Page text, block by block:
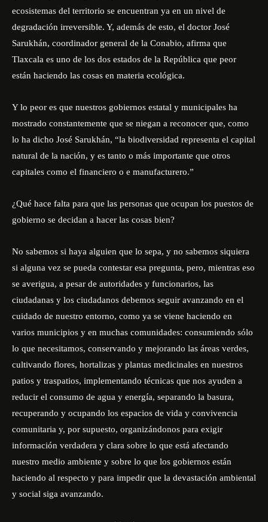
ecosistemas del territorio se encuentran ya en un nivel de
degradación irreversible. Y, además de esto, el doctor José
Sarukhán, coordinador general de la Conabio, afirma que
Tlaxcala es uno de los dos estados de la República que peor
están haciendo las cosas en materia ecológica.
Y lo peor es que nuestros gobiernos estatal y municipales ha
mostrado constantemente que se niegan a reconocer que, como
lo ha dicho José Sarukhán, “la biodiversidad representa el capital
natural de la nación, y es tanto o más importante que otros
capitales como el financiero o e manufacturero.”
¿Qué hace falta para que las personas que ocupan los puestos de
gobierno se decidan a hacer las cosas bien?
No sabemos si haya alguien que lo sepa, y no sabemos siquiera
si alguna vez se pueda contestar esa pregunta, pero, mientras eso
se averigua, a pesar de autoridades y funcionarios, las
ciudadanas y los ciudadanos debemos seguir avanzando en el
cuidado de nuestro entorno, como ya se viene haciendo en
varios municipios y en muchas comunidades: consumiendo sólo
lo que necesitamos, conservando y mejorando las áreas verdes,
cultivando flores, hortalizas y plantas medicinales en nuestros
patios y traspatios, implementando técnicas que nos ayuden a
reducir el consumo de agua y energía, separando la basura,
recuperando y ocupando los espacios de vida y convivencia
comunitaria y, por supuesto, organizándonos para exigir
información verdadera y clara sobre lo que está afectando
nuestro medio ambiente y sobre lo que los gobiernos están
haciendo al respecto y para impedir que la devastación ambiental
y social siga avanzando.